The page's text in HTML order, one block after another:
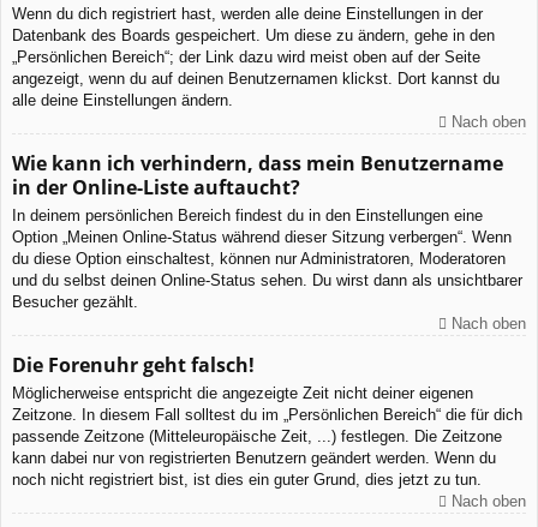
Wenn du dich registriert hast, werden alle deine Einstellungen in der
Datenbank des Boards gespeichert. Um diese zu ändern, gehe in den
„Persönlichen Bereich“; der Link dazu wird meist oben auf der Seite
angezeigt, wenn du auf deinen Benutzernamen klickst. Dort kannst du
alle deine Einstellungen ändern.
Nach oben
Wie kann ich verhindern, dass mein Benutzername
in der Online-Liste auftaucht?
In deinem persönlichen Bereich findest du in den Einstellungen eine
Option „Meinen Online-Status während dieser Sitzung verbergen“. Wenn
du diese Option einschaltest, können nur Administratoren, Moderatoren
und du selbst deinen Online-Status sehen. Du wirst dann als unsichtbarer
Besucher gezählt.
Nach oben
Die Forenuhr geht falsch!
Möglicherweise entspricht die angezeigte Zeit nicht deiner eigenen
Zeitzone. In diesem Fall solltest du im „Persönlichen Bereich“ die für dich
passende Zeitzone (Mitteleuropäische Zeit, ...) festlegen. Die Zeitzone
kann dabei nur von registrierten Benutzern geändert werden. Wenn du
noch nicht registriert bist, ist dies ein guter Grund, dies jetzt zu tun.
Nach oben